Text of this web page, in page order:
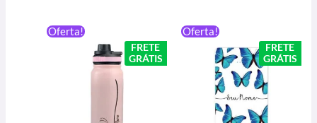
Oferta!
FRETE
GRÁTIS
preço
original
era:
R$ 199,90.
preço
atual
é:
Oferta!
FRETE
GRÁTIS
preço
original
era:
R$ 199,90.
preço
atual
é: